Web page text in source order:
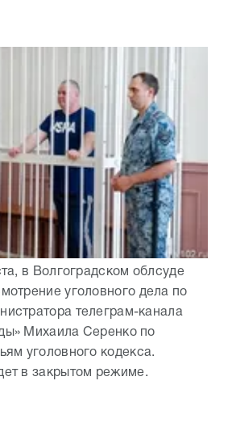
в Волгоградском облсуде
уголовного дела по
телеграм-канала
Михаила Серенко по
уголовного кодекса.
в закрытом режиме.